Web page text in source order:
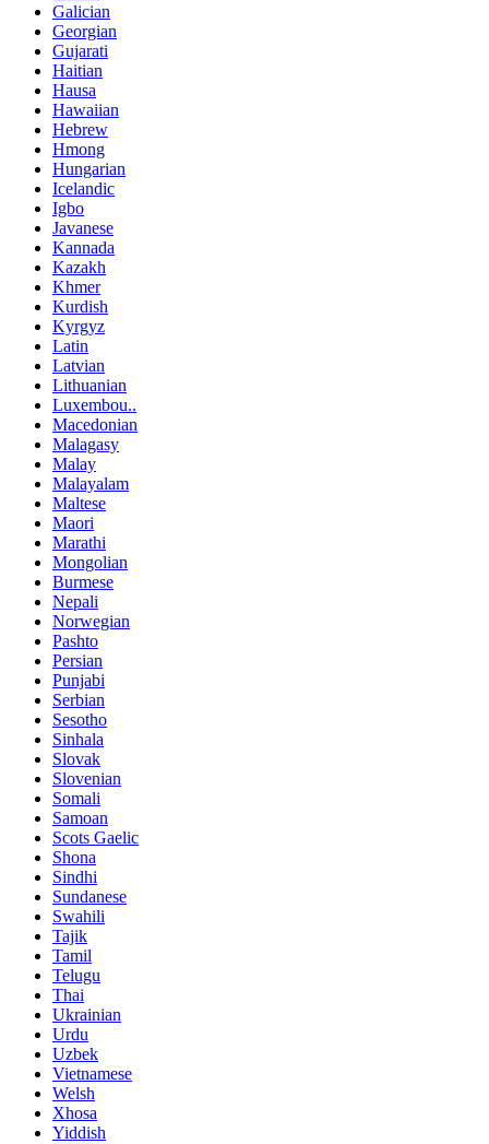
Galician
Georgian
Gujarati
Haitian
Hausa
Hawaiian
Hebrew
Hmong
Hungarian
Icelandic
Igbo
Javanese
Kannada
Kazakh
Khmer
Kurdish
Kyrgyz
Latin
Latvian
Lithuanian
Luxembou..
Macedonian
Malagasy
Malay
Malayalam
Maltese
Maori
Marathi
Mongolian
Burmese
Nepali
Norwegian
Pashto
Persian
Punjabi
Serbian
Sesotho
Sinhala
Slovak
Slovenian
Somali
Samoan
Scots Gaelic
Shona
Sindhi
Sundanese
Swahili
Tajik
Tamil
Telugu
Thai
Ukrainian
Urdu
Uzbek
Vietnamese
Welsh
Xhosa
Yiddish